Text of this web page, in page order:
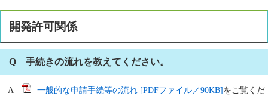
開発許可関係
Q 手続きの流れを教えてください。
A 一般的な申請手続等の流れ [PDFファイル／90KB] をご覧くだ